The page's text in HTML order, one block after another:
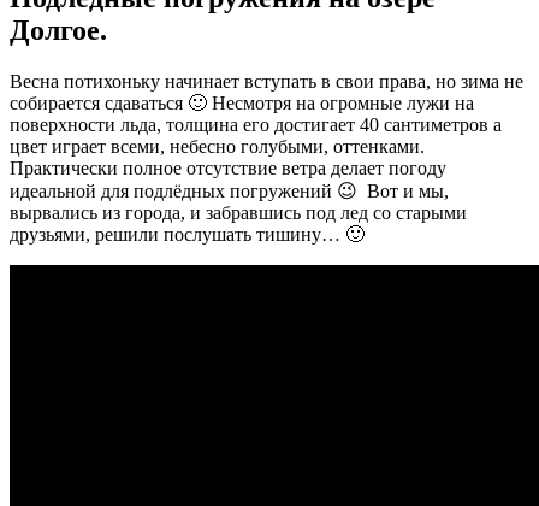
Долгое.
Весна потихоньку начинает вступать в свои права, но зима не
собирается сдаваться 🙂 Несмотря на огромные лужи на
поверхности льда, толщина его достигает 40 сантиметров а
цвет играет всеми, небесно голубыми, оттенками.
Практически полное отсутствие ветра делает погоду
идеальной для подлёдных погружений 😉 Вот и мы,
вырвались из города, и забравшись под лед со старыми
друзьями, решили послушать тишину… 🙂